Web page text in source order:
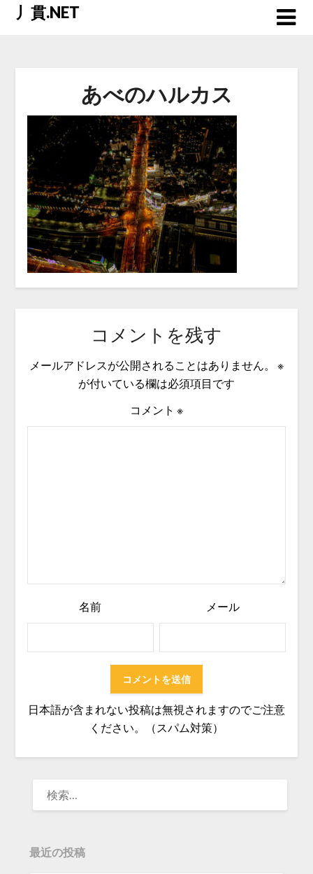
Skip丿貫.NET
あべのハルカス
コメントを残す
メールアドレスが公開されることはありません。
※
が付いている欄は必須項目です
コメント ※
名前 メール
日本語が含まれない投稿は無視されますのでご注意
ください。（スパム対策）
最近の投稿